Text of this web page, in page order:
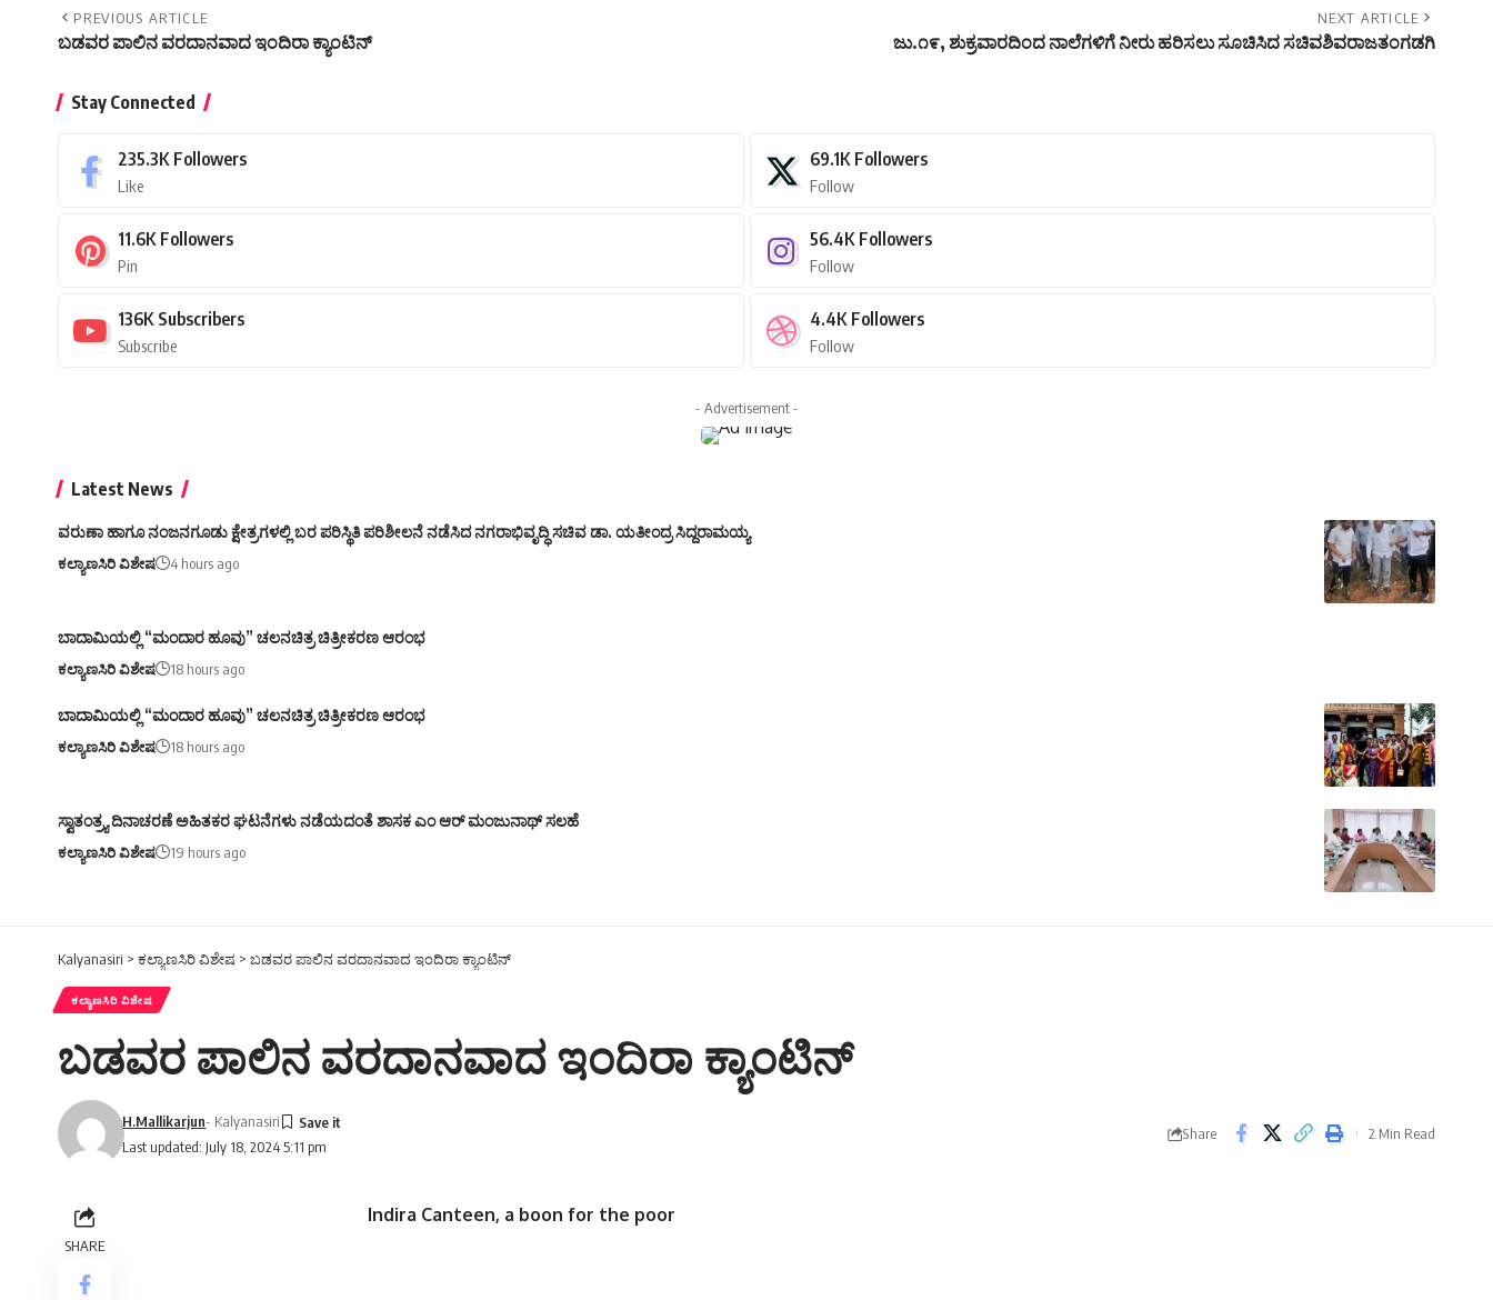
PREVIOUS ARTICLE
ಬಡವರ ಪಾಲಿನ ವರದಾನವಾದ ಇಂದಿರಾ ಕ್ಯಾಂಟಿನ್
NEXT ARTICLE
ಜು.೧೯, ಶುಕ್ರವಾರದಿಂದ ನಾಲೆಗಳಿಗೆ ನೀರು ಹರಿಸಲು ಸೂಚಿಸಿದ ಸಚಿವಶಿವರಾಜತಂಗಡಗಿ
Stay Connected
235.3K Followers
Like
69.1K Followers
Follow
11.6K Followers
Pin
56.4K Followers
Follow
136K Subscribers
Subscribe
4.4K Followers
Follow
- Advertisement -
Latest News
ವರುಣಾ ಹಾಗೂ ನಂಜನಗೂಡು ಕ್ಷೇತ್ರಗಳಲ್ಲಿ ಬರ ಪರಿಸ್ಥಿತಿ ಪರಿಶೀಲನೆ ನಡೆಸಿದ ನಗರಾಭಿವೃದ್ಧಿ ಸಚಿವ ಡಾ. ಯತೀಂದ್ರ ಸಿದ್ದರಾಮಯ್ಯ
ಕಲ್ಯಾಣಸಿರಿ ವಿಶೇಷ 4 hours ago
ಬಾದಾಮಿಯಲ್ಲಿ “ಮಂದಾರ ಹೂವು” ಚಲನಚಿತ್ರ ಚಿತ್ರೀಕರಣ ಆರಂಭ
ಕಲ್ಯಾಣಸಿರಿ ವಿಶೇಷ 18 hours ago
ಬಾದಾಮಿಯಲ್ಲಿ “ಮಂದಾರ ಹೂವು” ಚಲನಚಿತ್ರ ಚಿತ್ರೀಕರಣ ಆರಂಭ
ಕಲ್ಯಾಣಸಿರಿ ವಿಶೇಷ 18 hours ago
ಸ್ವಾತಂತ್ರ್ಯ ದಿನಾಚರಣೆ ಅಹಿತಕರ ಘಟನೆಗಳು ನಡೆಯದಂತೆ ಶಾಸಕ ಎಂ ಆರ್ ಮಂಜುನಾಥ್ ಸಲಹೆ
ಕಲ್ಯಾಣಸಿರಿ ವಿಶೇಷ 19 hours ago
Kalyanasiri > ಕಲ್ಯಾಣಸಿರಿ ವಿಶೇಷ > ಬಡವರ ಪಾಲಿನ ವರದಾನವಾದ ಇಂದಿರಾ ಕ್ಯಾಂಟಿನ್
ಕಲ್ಯಾಣಸಿರಿ ವಿಶೇಷ
ಬಡವರ ಪಾಲಿನ ವರದಾನವಾದ ಇಂದಿರಾ ಕ್ಯಾಂಟಿನ್
Last updated: July 18, 2024 5:11 pm
H.Mallikarjun- Kalyanasiri
Share 2 Min Read
SHARE
Indira Canteen, a boon for the poor